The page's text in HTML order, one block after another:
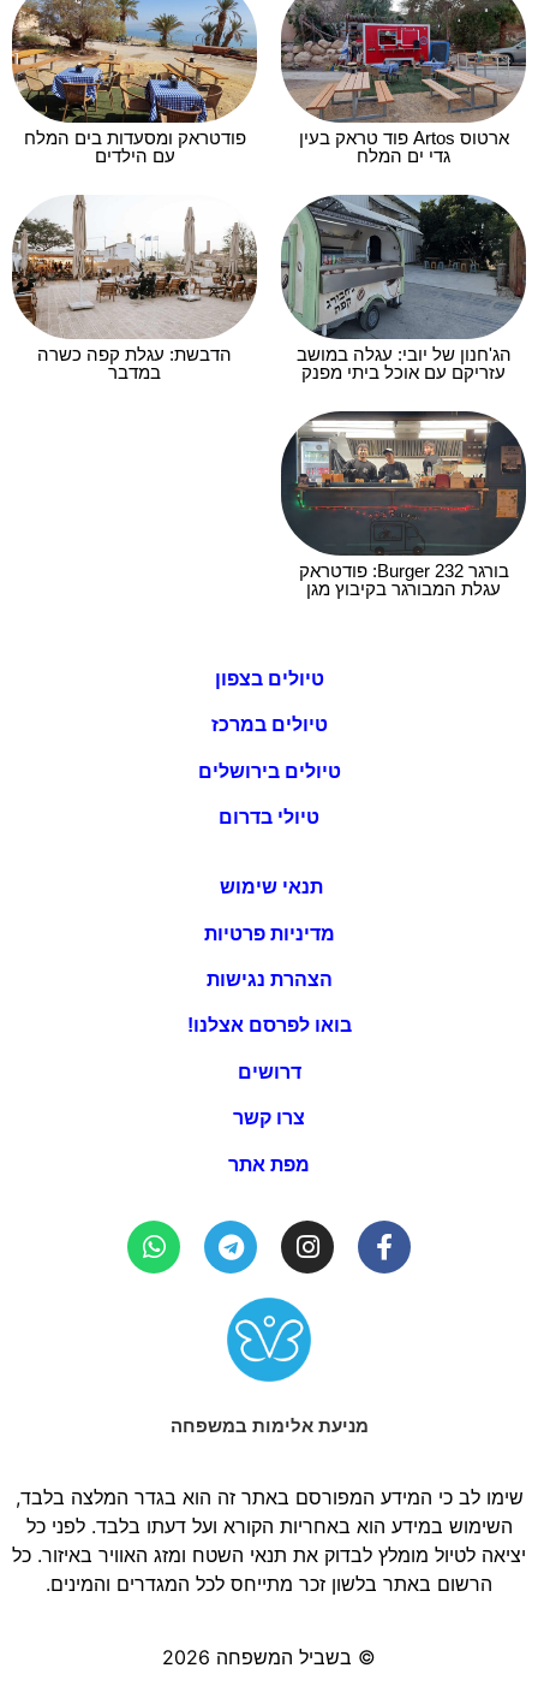
ארטוס Artos פוד טראק בעין
גדי ים המלח
פודטראק ומסעדות בים המלח
עם הילדים
הג'חנון של יובי: עגלה במושב
עזריקם עם אוכל ביתי מפנק
הדבשת: עגלת קפה כשרה
במדבר
בורגר 232 Burger: פודטראק
עגלת המבורגר בקיבוץ מגן
טיולים בצפון
טיולים במרכז
טיולים בירושלים
טיולי בדרום
תנאי שימוש
מדיניות פרטיות
הצהרת נגישות
בואו לפרסם אצלנו!
דרושים
צרו קשר
מפת אתר
מניעת אלימות במשפחה
שימו לב כי המידע המפורסם באתר זה הוא בגדר המלצה בלבד,
השימוש במידע הוא באחריות הקורא ועל דעתו בלבד. לפני כל
יציאה לטיול מומלץ לבדוק את תנאי השטח ומזג האוויר באיזור. כל
הרשום באתר בלשון זכר מתייחס לכל המגדרים והמינים.
© בשביל המשפחה 2026